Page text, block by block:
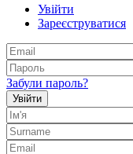
Увійти
Зареєструватися
Забули пароль?
Увійти